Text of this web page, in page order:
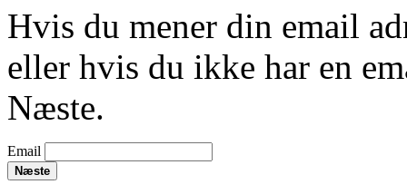
Hvis du mener din email
eller hvis du ikke har en
Næste.
Email
Næste